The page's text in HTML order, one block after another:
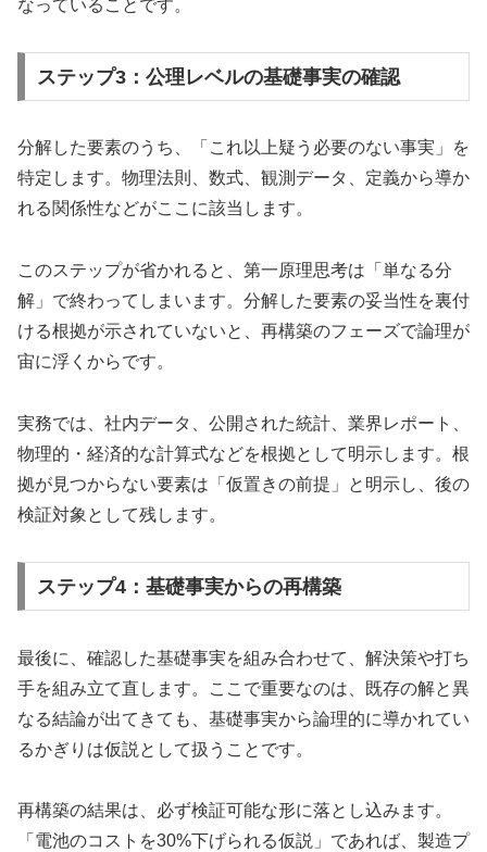
なっていることです。
ステップ3：公理レベルの基礎事実の確認
分解した要素のうち、「これ以上疑う必要のない事実」を
特定します。物理法則、数式、観測データ、定義から導か
れる関係性などがここに該当します。
このステップが省かれると、第一原理思考は「単なる分
解」で終わってしまいます。分解した要素の妥当性を裏付
ける根拠が示されていないと、再構築のフェーズで論理が
宙に浮くからです。
実務では、社内データ、公開された統計、業界レポート、
物理的・経済的な計算式などを根拠として明示します。根
拠が見つからない要素は「仮置きの前提」と明示し、後の
検証対象として残します。
ステップ4：基礎事実からの再構築
最後に、確認した基礎事実を組み合わせて、解決策や打ち
手を組み立て直します。ここで重要なのは、既存の解と異
なる結論が出てきても、基礎事実から論理的に導かれてい
るかぎりは仮説として扱うことです。
再構築の結果は、必ず検証可能な形に落とし込みます。
「電池のコストを30%下げられる仮説」であれば、製造プ